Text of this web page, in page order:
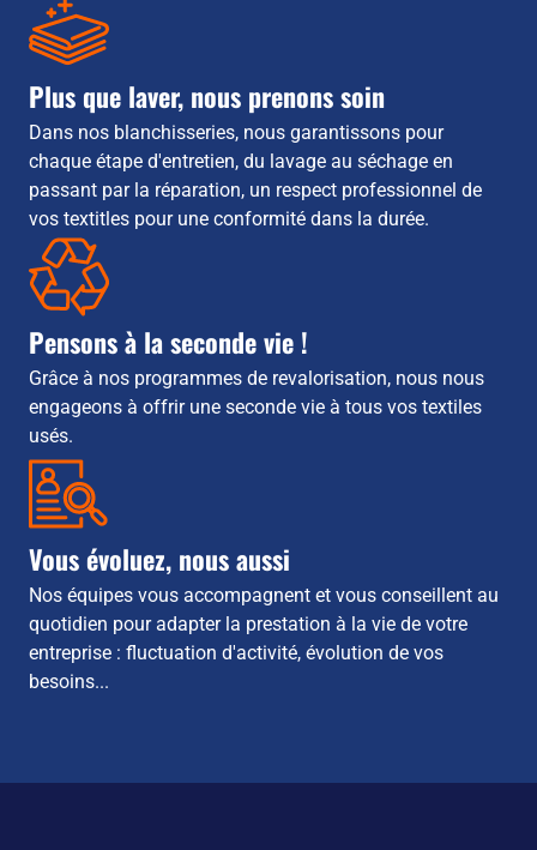
Plus que laver, nous prenons soin
Dans nos blanchisseries, nous garantissons pour
chaque étape d'entretien, du lavage au séchage en
passant par la réparation, un respect professionnel de
vos textitles pour une conformité dans la durée.
Pensons à la seconde vie !
Grâce à nos programmes de revalorisation, nous nous
engageons à offrir une seconde vie à tous vos textiles
usés.
Vous évoluez, nous aussi
Nos équipes vous accompagnent et vous conseillent au
quotidien pour adapter la prestation à la vie de votre
entreprise : fluctuation d'activité, évolution de vos
besoins...